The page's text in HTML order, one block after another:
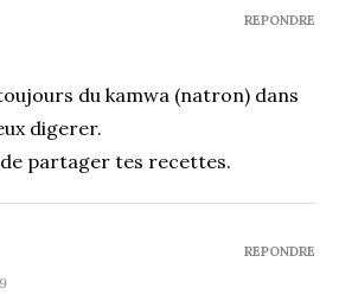
du kamwa (natron) dans
digerer.
partager tes recettes.
REPONDRE
REPONDRE